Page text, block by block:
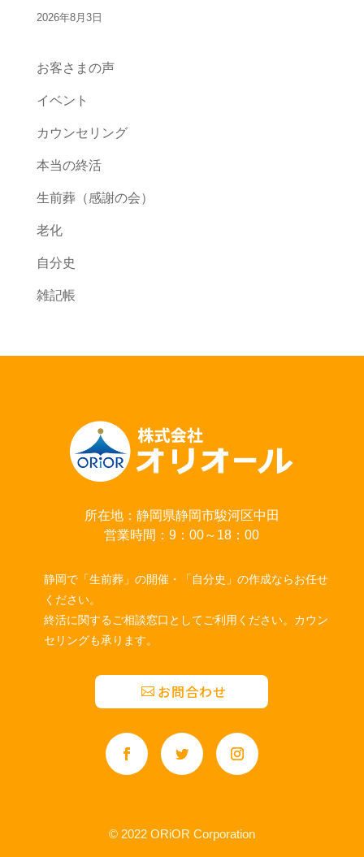
2026年8月3日
お客さまの声
イベント
カウンセリング
本当の終活
生前葬（感謝の会）
老化
自分史
雑記帳
所在地：静岡県静岡市駿河区中田
営業時間：9：00～18：00
静岡で「生前葬」の開催・「自分史」の作成ならお任せ
ください。
終活に関するご相談窓口としてご利用ください。カウン
セリングも承ります。
お問合わせ
© 2022 ORiOR Corporation